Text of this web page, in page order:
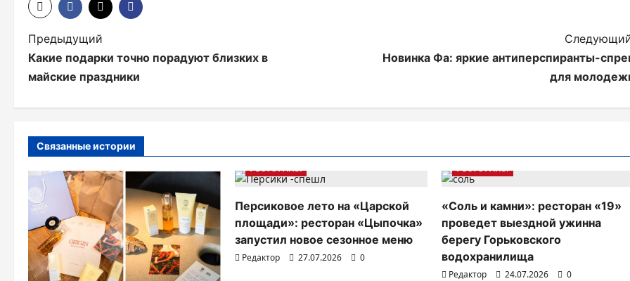
Н
а
г
а
ц
и
я
п
Предыдущий
Какие подарки точно порадуют близких в
майские праздники
Новинка Фа: яркие антиперспиранты-
для
Связанные истории
РЕСТОРАНЫ
Персиковое лето на «Царской
площади»: ресторан «Цыпочка»
запустил новое сезонное меню
Редактор 27.07.2026 0
РЕСТОРАНЫ
«Соль и камни»: ресторан «19»
проведет выездной ужинна
берегу Горьковского
водохранилища
Редактор 24.07.2026 0